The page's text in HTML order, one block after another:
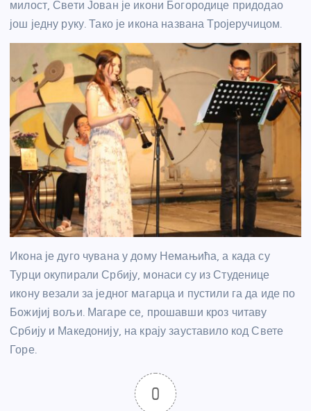
милост, Свети Јован је икони Богородице придодао
још једну руку. Тако је икона названа Тројеручицом.
Икона је дуго чувана у дому Немањића, а када су
Турци окупирали Србију, монаси су из Студенице
икону везали за једног магарца и пустили га да иде по
Божијиј вољи. Магаре се, прошавши кроз читаву
Србију и Македонију, на крају зауставило код Свете
Горе.
0